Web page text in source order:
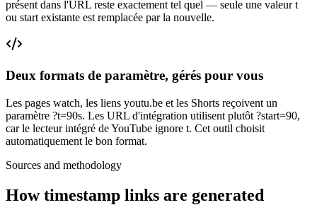
présent dans l'URL reste exactement tel quel — seule une valeur t
ou start existante est remplacée par la nouvelle.
Deux formats de paramètre, gérés pour vous
Les pages watch, les liens youtu.be et les Shorts reçoivent un
paramètre ?t=90s. Les URL d'intégration utilisent plutôt ?start=90,
car le lecteur intégré de YouTube ignore t. Cet outil choisit
automatiquement le bon format.
Sources and methodology
How timestamp links are generated